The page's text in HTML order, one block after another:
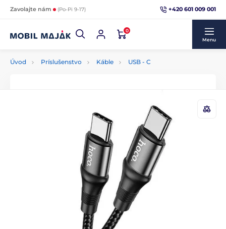
Zavolajte nám (Po-Pi 9-17) +420 601 009 001
0
Menu
Úvod Príslušenstvo Káble USB - C